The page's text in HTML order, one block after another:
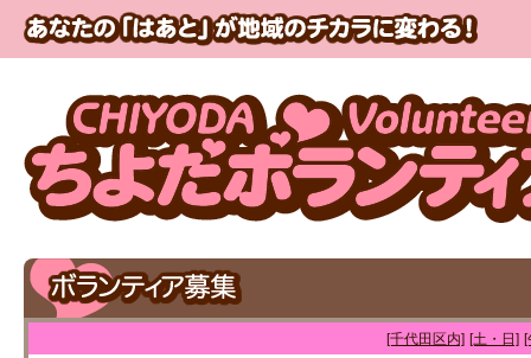
[千代田区内] [土・日]